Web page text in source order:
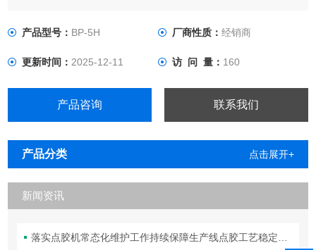
功率1050W
产品型号： BP-5H 厂商性质： 经销商
更新时间：2025-12-11 访 问 量： 160
产品咨询 联系我们
产品分类 点击展开+
新闻资讯
落实点胶机常态化维护工作持续保障生产线点胶工艺稳定合规